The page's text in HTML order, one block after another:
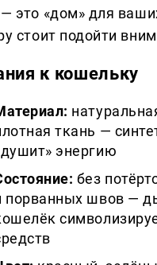
это «дом» для
стоит подойти
к кошельку
ткань —
энергию
без
порванных швов —